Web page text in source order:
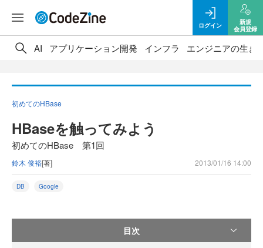
ログイン
新規
会員登録
AI アプリケーション開発 インフラ エンジニアの生き
初めてのHBase
HBaseを触ってみよう
初めてのHBase 第1回
鈴木 俊裕[著] 2013/01/16 14:00
DB Google
目次